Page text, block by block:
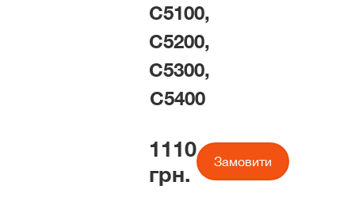
C5100,
C5200,
C5300,
C5400
1110
грн.
Замовити